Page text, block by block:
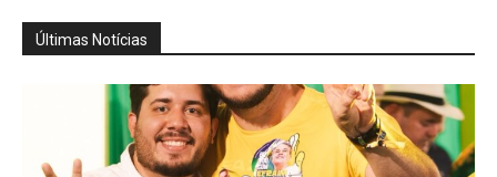
Últimas Notícias